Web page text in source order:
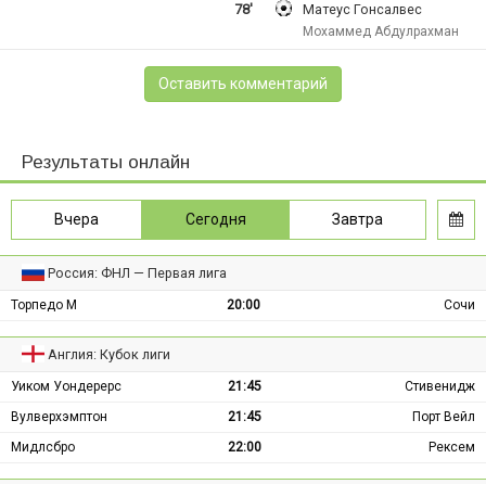
78' Матеус Гонсалвес
Мохаммед Абдулрахман
Оставить комментарий
Результаты онлайн
Вчера Сегодня Завтра
Россия: ФНЛ — Первая лига
Торпедо М 20:00 Сочи
Англия: Кубок лиги
Уиком Уондерерс 21:45
Стивенидж
Вулверхэмптон
21:45
Порт Вейл
Мидлсбро
22:00 Рексем